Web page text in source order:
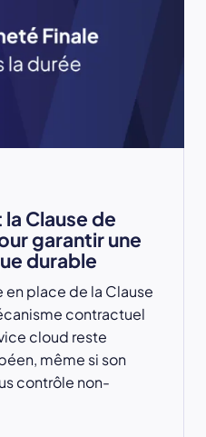
Clause de
garantir une
durable
en place de la Clause
contractuel
cloud reste
même si son
contrôle non-